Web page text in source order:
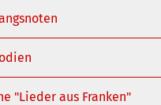
"Lieder aus Franken"